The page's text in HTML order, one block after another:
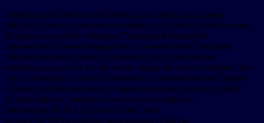
Тринадцатый ежегодный Международный день джаза
завершился историческим концертом All-Star Global в новом
Дворце искусств и культуры Танжера. В концерте,
организованном всемирно известным актером Джереми
Айронсом (Jeremy Irons), приняли участие всемирно
известные артисты, в том числе музыкант гнауа Абделла Эль
Гурд (Abdellah El Gourd) (Марокко) и джазовая икона Херби
Хэнкок (Herbie Hancock), а также Клаудия Акунья (Claudia
Acuña) (Чили), Амброуз Акинмусире (Ambrose
Akinmusire) (США), Джон Бизли (John
Beasley) (США), Лакиша Бенджамин (Lakecia